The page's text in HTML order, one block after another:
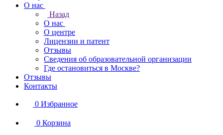
О нас
Назад
О нас
О центре
Лицензии и патент
Отзывы
Сведения об образовательной организации
Где остановиться в Москве?
Отзывы
Контакты
0 Избранное
0 Корзина